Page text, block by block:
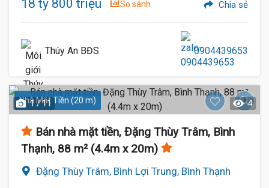
18 tỷ 800 triệu So sánh Chia sẻ
Thúy An BĐS 0904439653
Nhà Mặt Tiền (20 m)
1 / 11 4
Bán nhà mặt tiền, Đặng Thùy Trâm, Bình
Thạnh, 88 m² (4.4m x 20m)
Đặng Thùy Trâm, Bình Lợi Trung, Bình Thạnh